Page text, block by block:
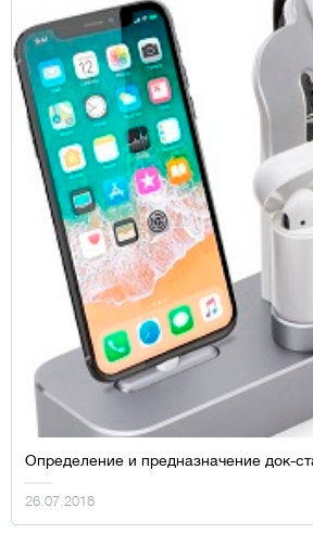
Определение и предназначение док-
26.07.2018